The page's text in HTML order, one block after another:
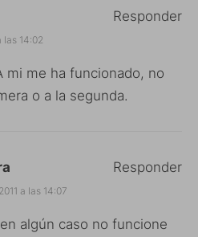
las 14:02
mi me ha funcionado, no
o a la segunda.
Responder
a las 14:07
algún caso no funcione
Responder